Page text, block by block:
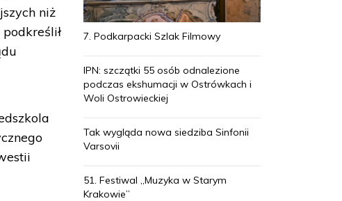
niż
7. Podkarpacki Szlak Filmowy
IPN: szczątki 55 osób odnalezione
podczas ekshumacji w Ostrówkach i
Woli Ostrowieckiej
Tak wygląda nowa siedziba Sinfonii
Varsovii
51. Festiwal „Muzyka w Starym
Krakowie”